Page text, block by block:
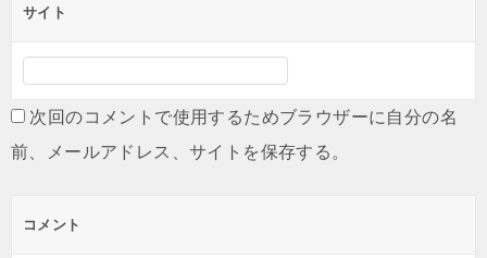
サイト
次回のコメントで使用するためブラウザーに自分の名
前、メールアドレス、サイトを保存する。
コメント